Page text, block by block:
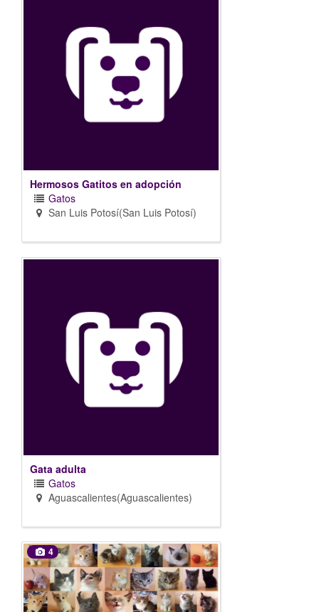
Hermosos Gatitos en adopción
Gatos
San Luis Potosí(San Luis Potosí)
Gata adulta
Gatos
Aguascalientes(Aguascalientes)
4